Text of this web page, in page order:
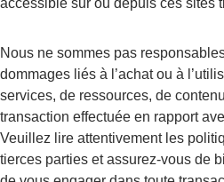
accessible sur ou depuis ces sites
Nous ne sommes pas
dommages liés à l’achat ou à
services, de ressources, de
transaction effectuée en rapport
Veuillez lire attentivement les
tierces parties et assurez-vous de